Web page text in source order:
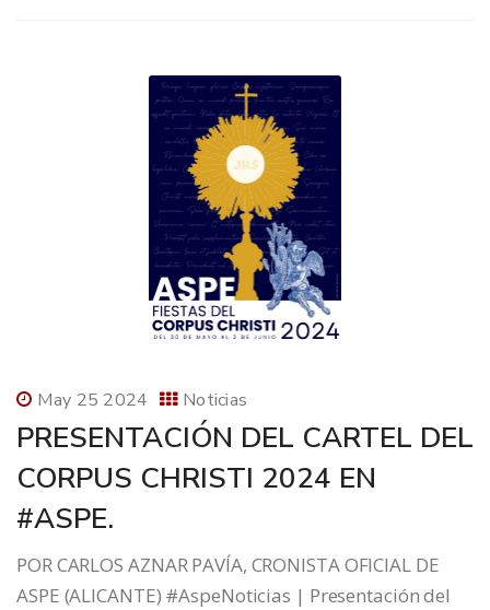
May 25 2024 Noticias
PRESENTACIÓN DEL CARTEL DEL
CORPUS CHRISTI 2024 EN
#ASPE.
POR CARLOS AZNAR PAVÍA, CRONISTA OFICIAL DE
ASPE (ALICANTE) #AspeNoticias | Presentación del